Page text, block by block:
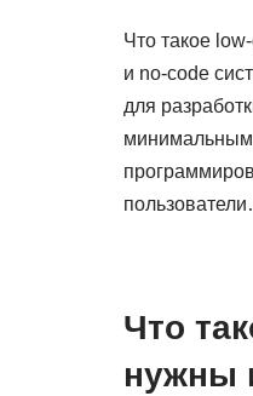
Что такое
и no-code
для
минимальным
Что
нужны